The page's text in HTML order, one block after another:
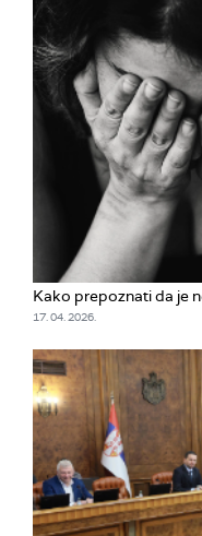
Kako prepoznati da je
17. 04. 2026.